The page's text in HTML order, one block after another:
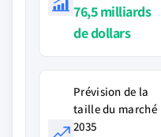
76,5 milliards
de dollars
Prévision de la
taille du marché
2035